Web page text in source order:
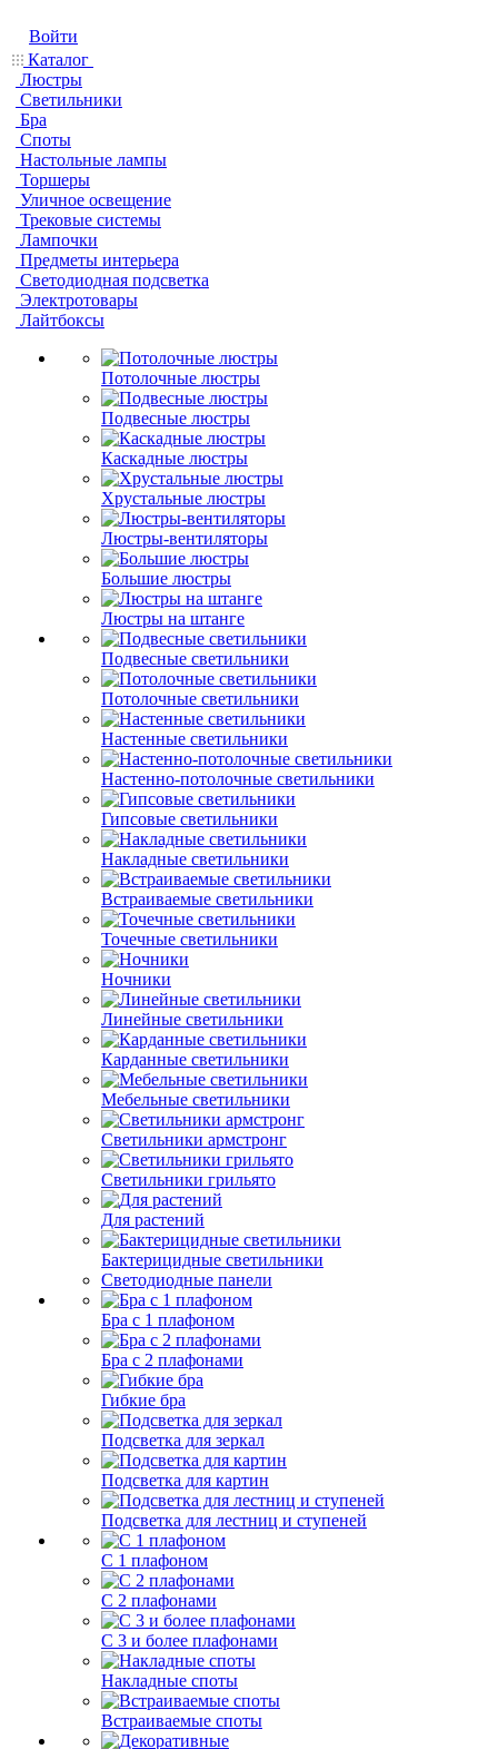
Войти
Каталог
Люстры
Светильники
Бра
Споты
Настольные лампы
Торшеры
Уличное освещение
Трековые системы
Лампочки
Предметы интерьера
Светодиодная подсветка
Электротовары
Лайтбоксы
Потолочные люстры
Подвесные люстры
Каскадные люстры
Хрустальные люстры
Люстры-вентиляторы
Большие люстры
Люстры на штанге
Подвесные светильники
Потолочные светильники
Настенные светильники
Настенно-потолочные светильники
Гипсовые светильники
Накладные светильники
Встраиваемые светильники
Точечные светильники
Ночники
Линейные светильники
Карданные светильники
Мебельные светильники
Светильники армстронг
Светильники грильято
Для растений
Бактерицидные светильники
Светодиодные панели
Бра с 1 плафоном
Бра с 2 плафонами
Гибкие бра
Подсветка для зеркал
Подсветка для картин
Подсветка для лестниц и ступеней
С 1 плафоном
С 2 плафонами
С 3 и более плафонами
Накладные споты
Встраиваемые споты